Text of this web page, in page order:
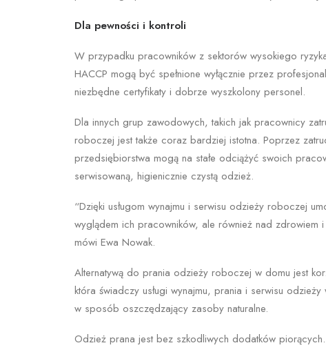
Dla pewności i kontroli
W przypadku pracowników z sektorów wysokiego
HACCP mogą być spełnione wyłącznie przez
niezbędne certyfikaty i dobrze wyszkolony personel.
Dla innych grup zawodowych, takich jak pracownicy
roboczej jest także coraz bardziej istotna. Poprzez
przedsiębiorstwa mogą na stałe odciążyć swoich
serwisowaną, higienicznie czystą odzież.
“Dzięki usługom wynajmu i serwisu odzieży roboczej
wyglądem ich pracowników, ale również nad zdrowiem
mówi Ewa Nowak.
Alternatywą do prania odzieży roboczej w domu jest
która świadczy usługi wynajmu, prania i serwisu
w sposób oszczędzający zasoby naturalne.
Odzież prana jest bez szkodliwych dodatków piorących.